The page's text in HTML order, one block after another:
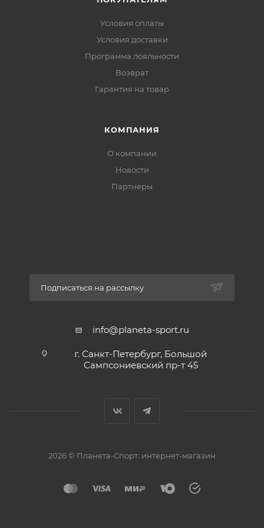
Условия оплаты
Условия доставки
Программа лояльности
Возврат
Гарантия на товар
КОМПАНИЯ
О компании
Новости
Партнеры
Подписаться на рассылку
info@planeta-sport.ru
г. Санкт-Петербург, Большой
Сампсониевский пр-т 45
2026 © Планета-Спорт: интернет-магазин